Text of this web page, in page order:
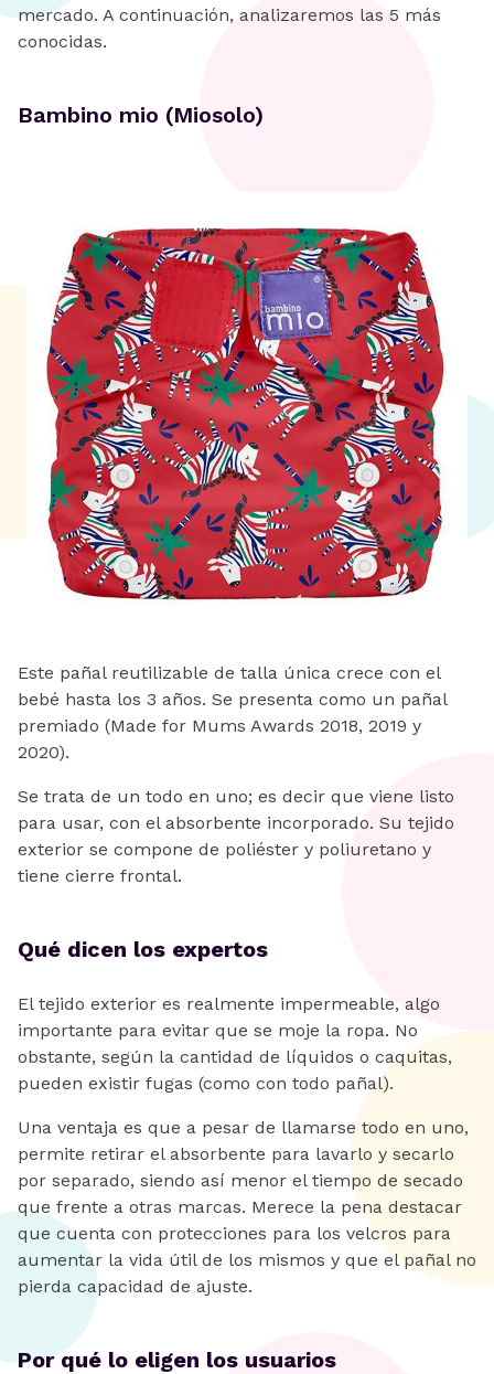
mercado. A continuación, analizaremos las 5 más
conocidas.
Bambino mio (Miosolo)
Este pañal reutilizable de talla única crece con el
bebé hasta los 3 años. Se presenta como un pañal
premiado (Made for Mums Awards 2018, 2019 y
2020).
Se trata de un todo en uno; es decir que viene listo
para usar, con el absorbente incorporado. Su tejido
exterior se compone de poliéster y poliuretano y
tiene cierre frontal.
Qué dicen los expertos
El tejido exterior es realmente impermeable, algo
importante para evitar que se moje la ropa. No
obstante, según la cantidad de líquidos o caquitas,
pueden existir fugas (como con todo pañal).
Una ventaja es que a pesar de llamarse todo en uno,
permite retirar el absorbente para lavarlo y secarlo
por separado, siendo así menor el tiempo de secado
que frente a otras marcas. Merece la pena destacar
que cuenta con protecciones para los velcros para
aumentar la vida útil de los mismos y que el pañal no
pierda capacidad de ajuste.
Por qué lo eligen los usuarios